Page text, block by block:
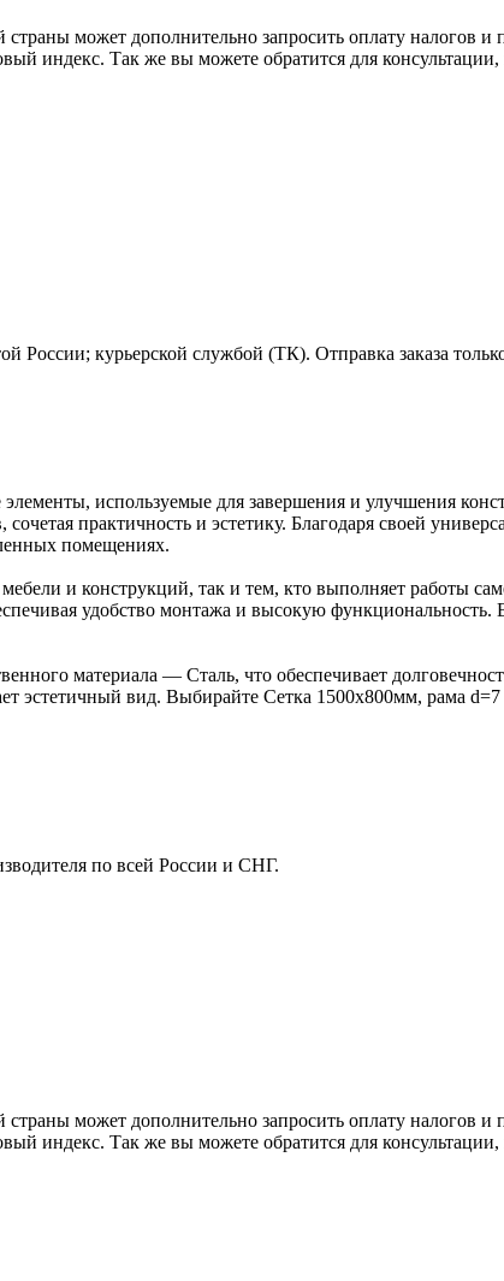
может дополнительно запросить оплату налогов и
индекс. Так же вы можете обратится для
курьерской службой (ТК). Отправка заказа
используемые для завершения и улучшения
практичность и эстетику. Благодаря своей
помещениях.
и конструкций, так и тем, кто выполняет работы
удобство монтажа и высокую функциональность.
материала — Сталь, что обеспечивает
эстетичный вид. Выбирайте Сетка 1500х800мм, рама
по всей России и СНГ.
может дополнительно запросить оплату налогов и
индекс. Так же вы можете обратится для